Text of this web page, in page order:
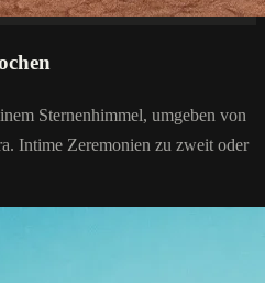
Sternenhimmel, umgeben von
Intime Zeremonien zu zweit oder